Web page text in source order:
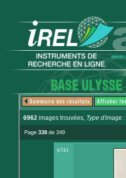
6962 images trouvées, Type d'image :
Page 338 de 349
6741